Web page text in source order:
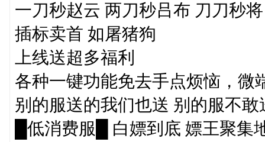
一刀秒赵云 两刀秒吕布 刀刀秒将
插标卖首 如屠猪狗
上线送超多福利
各种一键功能免去手点烦恼，微
别的服送的我们也送 别的服不敢
█低消费服█ 白嫖到底 嫖王聚集